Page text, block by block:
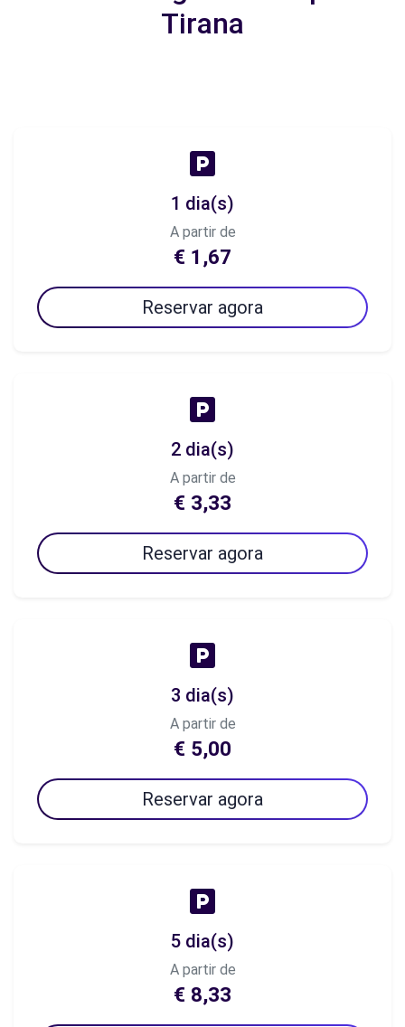
Tirana
1 dia(s)
A partir de
€ 1,67
Reservar agora
2 dia(s)
A partir de
€ 3,33
Reservar agora
3 dia(s)
A partir de
€ 5,00
Reservar agora
5 dia(s)
A partir de
€ 8,33